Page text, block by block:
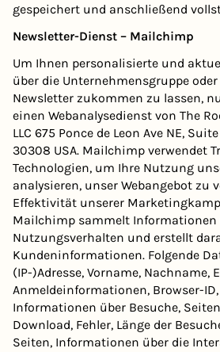
gespeichert und anschließend
Newsletter-Dienst – Mailchimp
Um Ihnen personalisierte und
über die Unternehmensgruppe
Newsletter zukommen zu lassen,
einen Webanalysedienst von The
LLC 675 Ponce de Leon Ave NE,
30308 USA. Mailchimp verwendet
Technologien, um Ihre Nutzung
analysieren, unser Webangebot zu
Effektivität unserer
Mailchimp sammelt Informationen
Nutzungsverhalten und erstellt
Kundeninformationen. Folgende
(IP-)Adresse, Vorname, Nachname,
Anmeldeinformationen, Browser-
Informationen über Besuche,
Download, Fehler, Länge der
Seiten, Informationen über die